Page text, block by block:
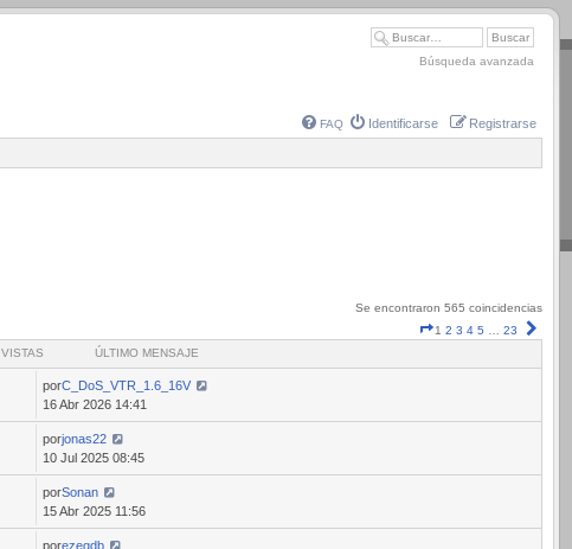
Búsqueda avanzada
FAQ Identificarse Registrarse
Se encontraron 565 coincidencias
Página
1 2 3 4 5 23
VISTAS ÚLTIMO MENSAJE
porC_DoS_VTR_1.6_16V
16 Abr 2026 14:41
porjonas22
10 Jul 2025 08:45
porSonan
15 Abr 2025 11:56
porezeqdb